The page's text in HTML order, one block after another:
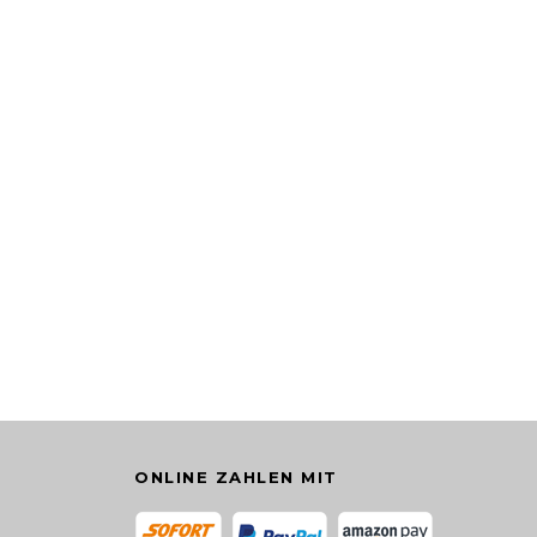
ONLINE ZAHLEN MIT